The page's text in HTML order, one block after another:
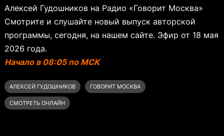
Алексей Гудошников на Радио «Говорит Москва»
Смотрите и слушайте новый выпуск авторской
программы, сегодня, на нашем сайте. Эфир от 18 мая
2026 года.
Начало в 08:05 по МСК
АЛЕКСЕЙ ГУДОШНИКОВ ГОВОРИТ МОСКВА
СМОТРЕТЬ ОНЛАЙН